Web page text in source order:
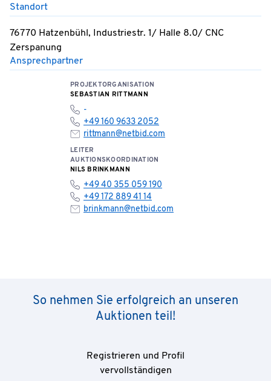
Standort
76770 Hatzenbühl, Industriestr. 1/ Halle 8.0/ CNC
Zerspanung
Ansprechpartner
PROJEKTORGANISATION
SEBASTIAN RITTMANN
-
+49 160 9633 2052
rittmann@netbid.com
LEITER
AUKTIONSKOORDINATION
NILS BRINKMANN
+49 40 355 059 190
+49 172 889 41 14
brinkmann@netbid.com
So nehmen Sie erfolgreich an unseren
Auktionen teil!
Registrieren und Profil
vervollständigen